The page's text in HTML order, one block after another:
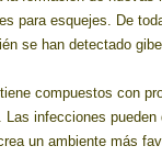
para esquejes. De
se han detectado
compuestos con
infecciones
un ambiente más